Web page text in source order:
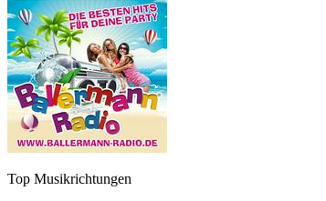
Top Musikrichtungen